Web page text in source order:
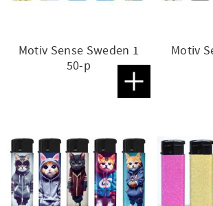
Motiv Sense Sweden 1
50-p
Lägg till i favoriter
Motiv